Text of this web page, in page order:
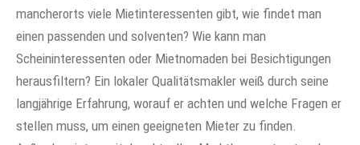
mancherorts viele Mietinteressenten gibt, wie findet man
einen passenden und solventen? Wie kann man
Scheininteressenten oder Mietnomaden bei Besichtigungen
herausfiltern? Ein lokaler Qualitätsmakler weiß durch seine
langjährige Erfahrung, worauf er achten und welche Fragen er
stellen muss, um einen geeigneten Mieter zu finden.